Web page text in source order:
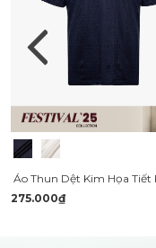
275.000₫